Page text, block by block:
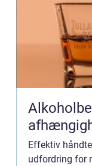
Effektiv
udfordring for